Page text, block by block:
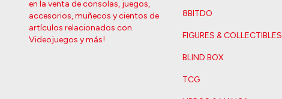
en la venta de consolas, juegos,
accesorios, muñecos y cientos de
artículos relacionados con
Videojuegos y más!
8BITDO
FIGURES & COLLECTIBLES
BLIND BOX
TCG